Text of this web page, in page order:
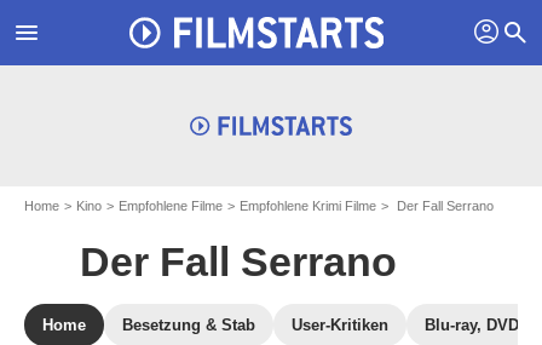
menu profil search
Home Kino Empfohlene Filme Empfohlene Krimi Filme Der Fall Serrano
Der Fall Serrano
Home Besetzung & Stab User-Kritiken Blu-ray, DVD